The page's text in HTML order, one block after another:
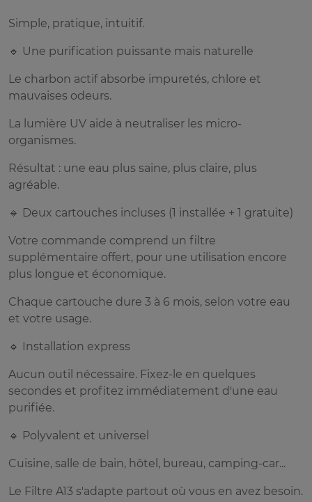
Simple, pratique, intuitif.
🔹 Une purification puissante mais naturelle
Le charbon actif absorbe impuretés, chlore et
mauvaises odeurs.
La lumière UV aide à neutraliser les micro-
organismes.
Résultat : une eau plus saine, plus claire, plus
agréable.
🔹 Deux cartouches incluses (1 installée + 1 gratuite)
Votre commande comprend un filtre
supplémentaire offert, pour une utilisation encore
plus longue et économique.
Chaque cartouche dure 3 à 6 mois, selon votre eau
et votre usage.
🔹 Installation express
Aucun outil nécessaire. Fixez-le en quelques
secondes et profitez immédiatement d'une eau
purifiée.
🔹 Polyvalent et universel
Cuisine, salle de bain, hôtel, bureau, camping-car...
Le Filtre A13 s'adapte partout où vous en avez besoin.